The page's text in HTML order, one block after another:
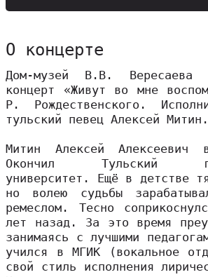
О концерте
Дом-музей В.В. Вересаева
концерт «Живут во мне
Р. Рождественского.
тульский певец Алексей Митин.
Митин Алексей
Окончил Тульский
университет. Ещё в детстве
но волею судьбы
ремеслом. Тесно
лет назад. За это время
занимаясь с лучшими
учился в МГИК (вокальное
свой стиль исполнения